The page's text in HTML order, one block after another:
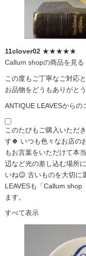
11clover02 ★★★★★
Callum shopの商品を見る
この度もご丁寧なご対応
お品物をどうもありがと
ANTIQUE LEAVESからの
このたびもご購入いただ
す🍀 いつも色々なお店の
もお言葉をいただけて本
辺など光の差し込む場所
いね😉 古いものを大切に
LEAVESも「Callum shop
ます。
すべて表示